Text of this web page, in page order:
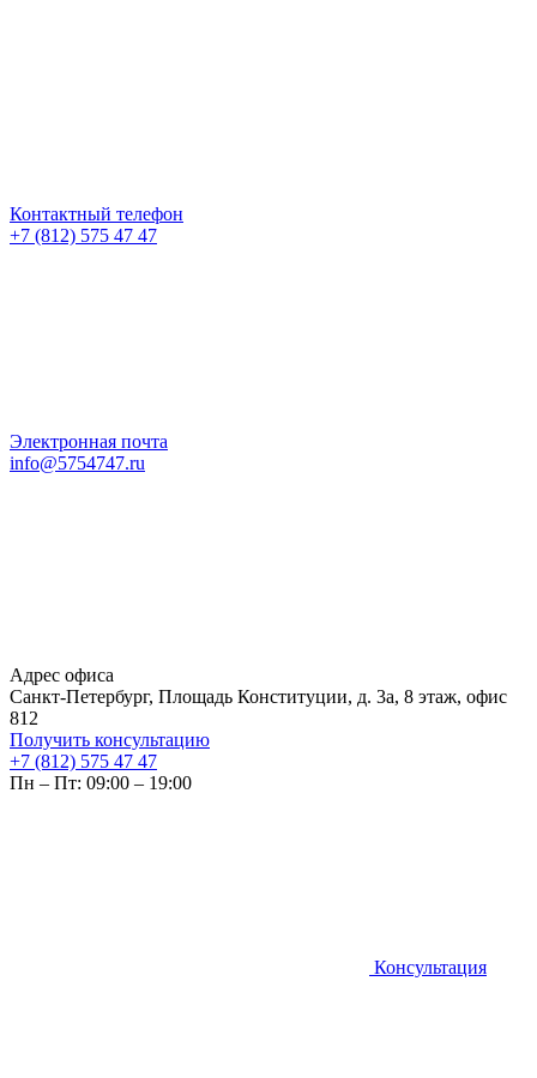
Контактный телефон
+7 (812) 575 47 47
Электронная почта
info@5754747.ru
Адрес офиса
Санкт-Петербург, Площадь Конституции, д. 3а, 8 этаж, офис
812
Получить консультацию
+7 (812) 575 47 47
Пн – Пт: 09:00 – 19:00
Консультация